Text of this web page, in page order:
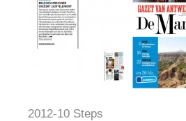
2012-10 Steps